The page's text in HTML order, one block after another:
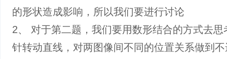
的形状造成影响，所以我们要进行讨论
2、 对于第二题，我们要用数形结合的方式去思
针转动直线，对两图像间不同的位置关系做到